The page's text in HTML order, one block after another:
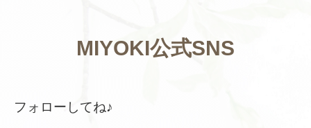
MIYOKI公式SNS
フォローしてね♪